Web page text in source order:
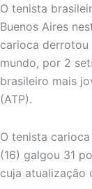
O tenista
Buenos Aires
carioca derrotou
mundo, por 2
brasileiro mais
(ATP).
O tenista
(16) galgou 31
cuja atualização